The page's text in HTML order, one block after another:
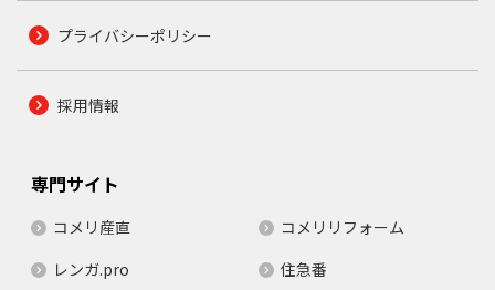
プライバシーポリシー
採用情報
専門サイト
コメリ産直
コメリリフォーム
レンガ.pro
住急番